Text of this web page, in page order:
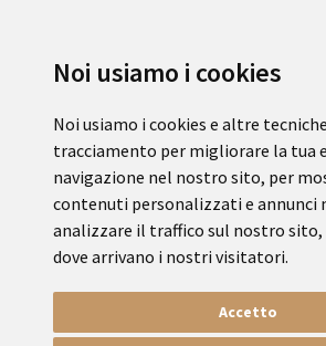
Noi usiamo i cookies
Noi usiamo i cookies e altre
tracciamento per migliorare la tua
navigazione nel nostro sito, per
contenuti personalizzati e annunci
analizzare il traffico sul nostro sito,
dove arrivano i nostri visitatori.
Accetto